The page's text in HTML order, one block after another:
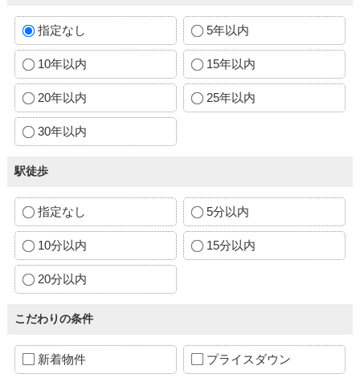
指定なし 5年以内
10年以内 15年以内
20年以内 25年以内
30年以内
駅徒歩
指定なし 5分以内
10分以内 15分以内
20分以内
こだわりの条件
新着物件 プライスダウン